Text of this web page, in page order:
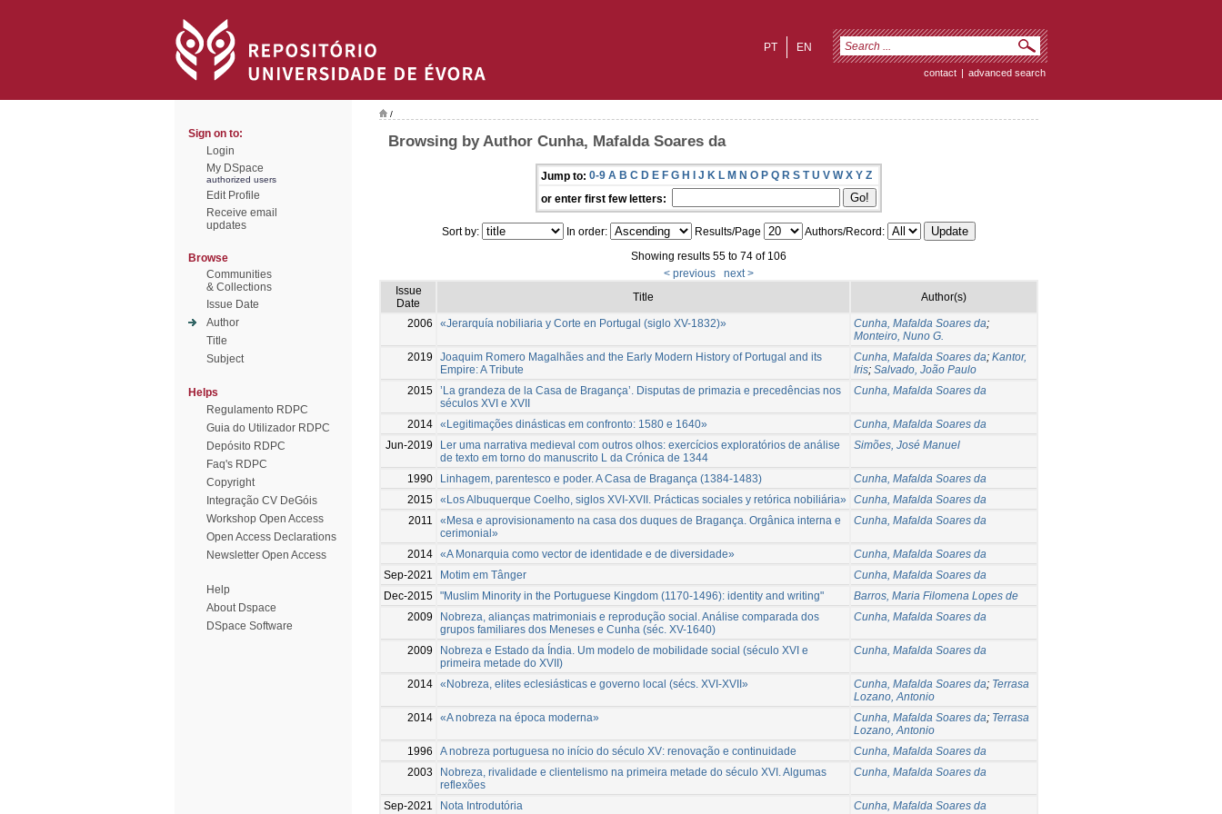
EN
PT
contact | advanced search
Sign on to:
Login
My DSpace
authorized users
Edit Profile
Receive email
updates
Browse
Communities
& Collections
Issue Date
Author
Title
Subject
Helps
Regulamento RDPC
Guia do Utilizador RDPC
Depósito RDPC
Faq's RDPC
Copyright
Integração CV DeGóis
Workshop Open Access
Open Access Declarations
Newsletter Open Access
Help
About Dspace
DSpace Software
/
Browsing by Author Cunha, Mafalda Soares da
Jump to: 0-9 A B C D E F G H I J K L M N O P Q R S T U V W X Y Z
or enter first few letters:
Sort by: In order: Results/Page
Authors/Record:
Showing results 55 to 74 of 106
< previous
next >
Issue
Date
Title Author(s)
2006 «Jerarquía nobiliaria y Corte en Portugal (siglo XV-1832)» Cunha, Mafalda Soares da;
Monteiro, Nuno G.
2019
Joaquim Romero Magalhães and the Early Modern History of Portugal and its
Empire: A Tribute
Cunha, Mafalda Soares da; Kantor,
Iris; Salvado, João Paulo
2015 ’La grandeza de la Casa de Bragança’. Disputas de primazia e precedências nos
séculos XVI e XVII
Cunha, Mafalda Soares da
2014 «Legitimações dinásticas em confronto: 1580 e 1640»
Cunha, Mafalda Soares da
Jun-2019
Ler uma narrativa medieval com outros olhos: exercícios exploratórios de análise
de texto em torno do manuscrito L da Crónica de 1344
Simões, José Manuel
1990 Linhagem, parentesco e poder. A Casa de Bragança (1384-1483)
Cunha, Mafalda Soares da
2015 «Los Albuquerque Coelho, siglos XVI-XVII. Prácticas sociales y retórica nobiliária»
Cunha, Mafalda Soares da
2011
«Mesa e aprovisionamento na casa dos duques de Bragança. Orgânica interna e
cerimonial»
Cunha, Mafalda Soares da
2014 «A Monarquia como vector de identidade e de diversidade»
Cunha, Mafalda Soares da
Sep-2021
Motim em Tânger
Cunha, Mafalda Soares da
Dec-2015 "Muslim Minority in the Portuguese Kingdom (1170-1496): identity and writing"
Barros, Maria Filomena Lopes de
2009
Nobreza, alianças matrimoniais e reprodução social. Análise comparada dos
grupos familiares dos Meneses e Cunha (séc. XV-1640)
Cunha, Mafalda Soares da
2009
Nobreza e Estado da Índia. Um modelo de mobilidade social (século XVI e
primeira metade do XVII)
Cunha, Mafalda Soares da
2014 «Nobreza, elites eclesiásticas e governo local (sécs. XVI-XVII» Cunha, Mafalda Soares da; Terrasa
Lozano, Antonio
2014 «A nobreza na época moderna» Cunha, Mafalda Soares da; Terrasa
Lozano, Antonio
1996
A nobreza portuguesa no início do século XV: renovação e continuidade
Cunha, Mafalda Soares da
2003
Nobreza, rivalidade e clientelismo na primeira metade do século XVI. Algumas
reflexões
Cunha, Mafalda Soares da
Sep-2021 Nota Introdutória Cunha, Mafalda Soares da